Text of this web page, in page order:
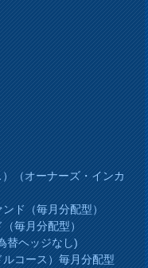
（オーナーズ・インカ
ド（毎月分配型）
毎月分配型）
替ヘッジなし)
コース）毎月分配型